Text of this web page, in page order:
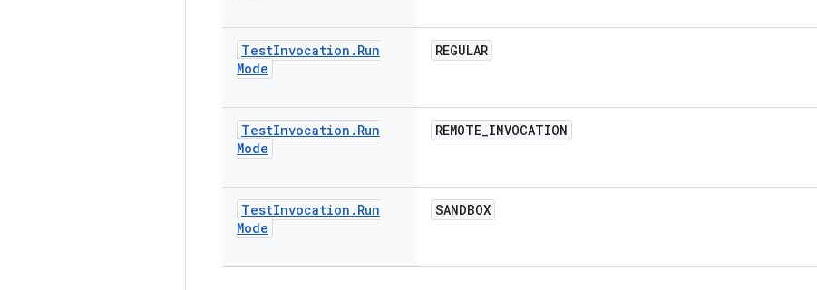
TestInvocation . Run
Mode
REGULAR
TestInvocation . Run
Mode
REMOTE_INVOCATION
TestInvocation . Run
Mode
SANDBOX